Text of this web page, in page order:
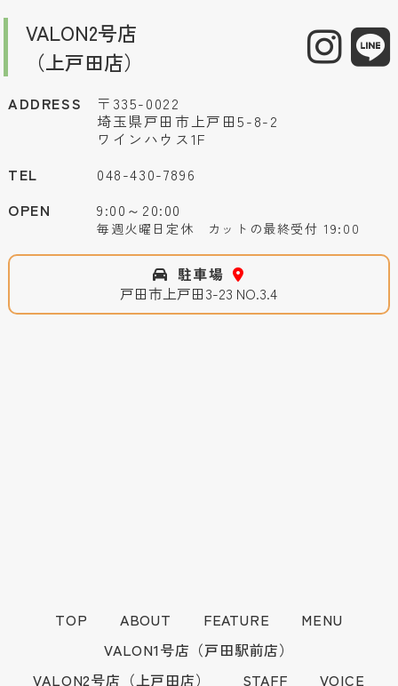
VALON2号店
（上戸田店）
ADDRESS
〒335-0022
埼玉県戸田市上戸田5-8-2
ワインハウス1F
TEL
048-430-7896
OPEN
9:00～20:00
毎週火曜日定休 カットの最終受付 19:00
駐車場
戸田市上戸田3-23 NO.3.4
TOP ABOUT FEATURE
MENU
VALON1号店（戸田駅前店）
VALON2号店（上戸田店）
STAFF VOICE